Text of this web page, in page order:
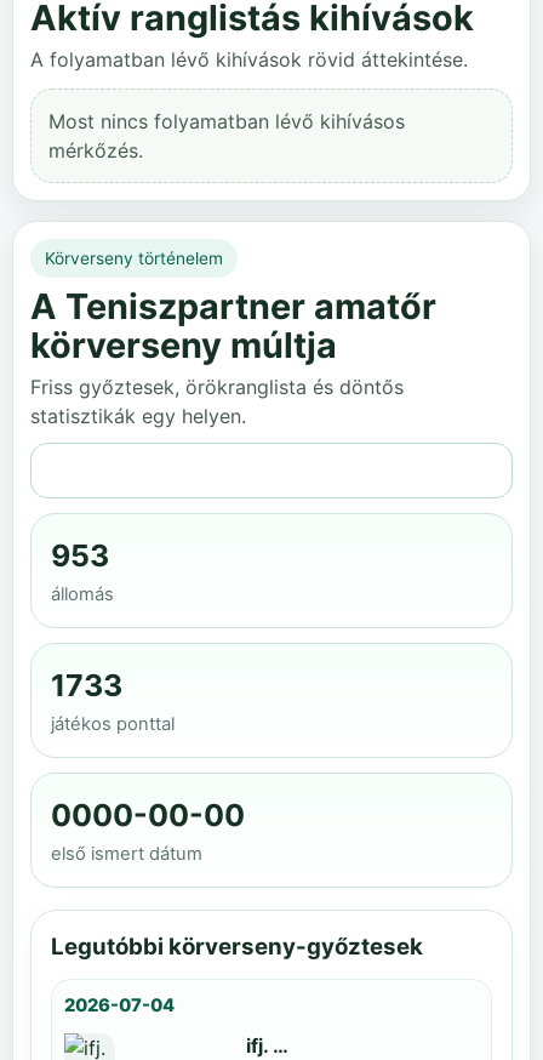
Aktív ranglistás kihívások
A folyamatban lévő kihívások rövid áttekintése.
Most nincs folyamatban lévő kihívásos
mérkőzés.
Körverseny történelem
A Teniszpartner amatőr
körverseny múltja
Friss győztesek, örökranglista és döntős
statisztikák egy helyen.
953
állomás
1733
játékos ponttal
0000-00-00
első ismert dátum
Legutóbbi körverseny-győztesek
2026-07-04
ifj. Benedek Zoltán